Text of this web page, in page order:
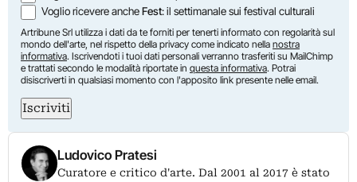
Voglio ricevere ancheFest: il settimanale sui festival culturali
Artribune Srl utilizza i dati da te forniti per tenerti informato con regolarità sul
mondo dell'arte, nel rispetto della privacy come indicato nella nostra
informativa. Iscrivendoti i tuoi dati personali verranno trasferiti su MailChimp
e trattati secondo le modalità riportate in questa informativa. Potrai
disiscriverti in qualsiasi momento con l'apposito link presente nelle email.
Iscriviti
Ludovico Pratesi
Curatore e critico d'arte. Dal 2001 al 2017 è stato